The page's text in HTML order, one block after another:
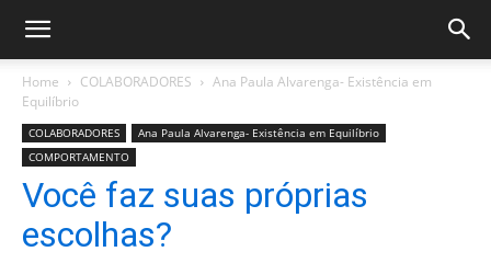
Home COLABORADORES
Ana Paula Alvarenga- Existência em
Equilíbrio
COLABORADORES
Ana Paula Alvarenga- Existência em Equilíbrio
COMPORTAMENTO
Você faz suas próprias
escolhas?